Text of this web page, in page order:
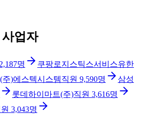
업자
명
쿠팡로지스틱스서비스유한
(주)에스텍시스템직원 9,590명
삼성
롯데하이마트(주)직원 3,616명
3,043명